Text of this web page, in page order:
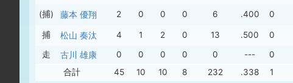
(捕) 藤本 優翔 2 0 0 0 6 .400 0
捕 松山 奏汰 4 1 2 0 13 .500 0
走 古川 雄康 0 0 0 0 0 ---
0
合計
45 10 10 8 232 .338 1